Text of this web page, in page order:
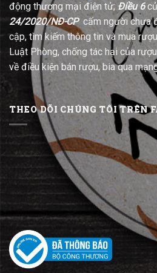
động thương mại điện tử; Điều 6
24/2020/NĐ-CPcấm người chưa
cập, tìm kiếm thông tin và mua
Luật Phòng, chống tác hại của
về điều kiện bán rượu, bia qua
THEO DÕI CHÚNG TÔI TRÊN